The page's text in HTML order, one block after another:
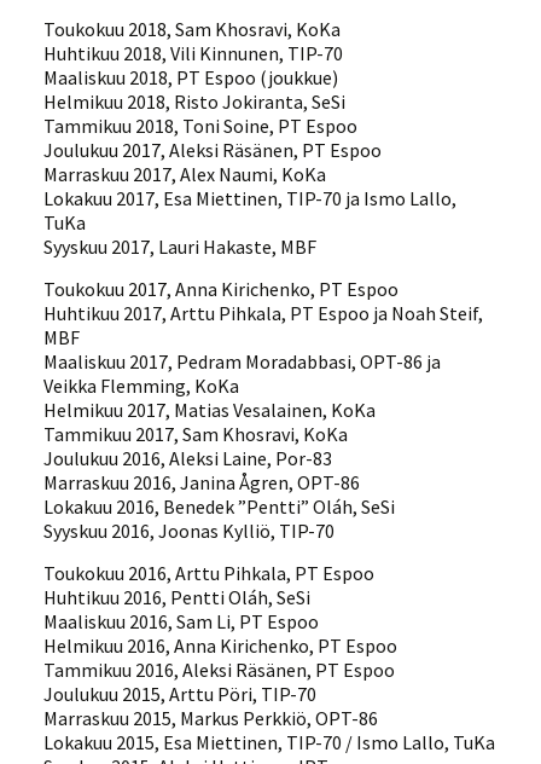
Toukokuu 2018, Sam Khosravi, KoKa
Huhtikuu 2018, Vili Kinnunen, TIP-70
Maaliskuu 2018, PT Espoo (joukkue)
Helmikuu 2018, Risto Jokiranta, SeSi
Tammikuu 2018, Toni Soine, PT Espoo
Joulukuu 2017, Aleksi Räsänen, PT Espoo
Marraskuu 2017, Alex Naumi, KoKa
Lokakuu 2017, Esa Miettinen, TIP-70 ja Ismo Lallo,
TuKa
Syyskuu 2017, Lauri Hakaste, MBF
Toukokuu 2017, Anna Kirichenko, PT Espoo
Huhtikuu 2017, Arttu Pihkala, PT Espoo ja Noah Steif,
MBF
Maaliskuu 2017, Pedram Moradabbasi, OPT-86 ja
Veikka Flemming, KoKa
Helmikuu 2017, Matias Vesalainen, KoKa
Tammikuu 2017, Sam Khosravi, KoKa
Joulukuu 2016, Aleksi Laine, Por-83
Marraskuu 2016, Janina Ågren, OPT-86
Lokakuu 2016, Benedek ”Pentti” Oláh, SeSi
Syyskuu 2016, Joonas Kylliö, TIP-70
Toukokuu 2016, Arttu Pihkala, PT Espoo
Huhtikuu 2016, Pentti Oláh, SeSi
Maaliskuu 2016, Sam Li, PT Espoo
Helmikuu 2016, Anna Kirichenko, PT Espoo
Tammikuu 2016, Aleksi Räsänen, PT Espoo
Joulukuu 2015, Arttu Pöri, TIP-70
Marraskuu 2015, Markus Perkkiö, OPT-86
Lokakuu 2015, Esa Miettinen, TIP-70 / Ismo Lallo, TuKa